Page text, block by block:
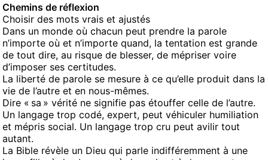
Chemins de réflexion
Choisir des mots vrais et ajustés
Dans un monde où chacun peut prendre la parole
n’importe où et n’importe quand, la tentation est grande
de tout dire, au risque de blesser, de mépriser voire
d’imposer ses certitudes.
La liberté de parole se mesure à ce qu’elle produit dans la
vie de l’autre et en nous-mêmes.
Dire « sa » vérité ne signifie pas étouffer celle de l’autre.
Un langage trop codé, expert, peut véhiculer humiliation
et mépris social. Un langage trop cru peut avilir tout
autant.
La Bible révèle un Dieu qui parle indifféremment à une